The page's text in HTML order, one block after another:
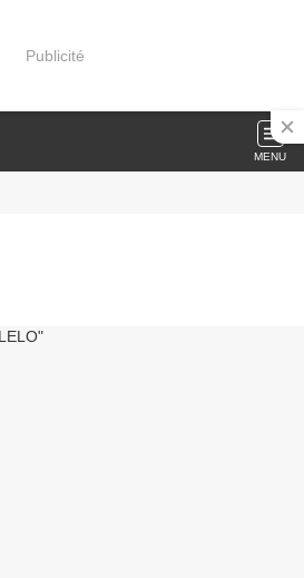
Publicité
MENU